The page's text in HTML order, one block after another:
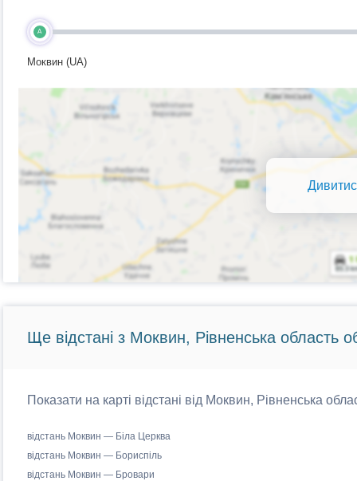
A
Моквин (UA)
Ще відстані з Моквин, Рівненська область
Показати на карті відстані від Моквин, Рівненська
відстань Моквин — Біла Церква
відстань Моквин — Бориспіль
відстань Моквин — Бровари